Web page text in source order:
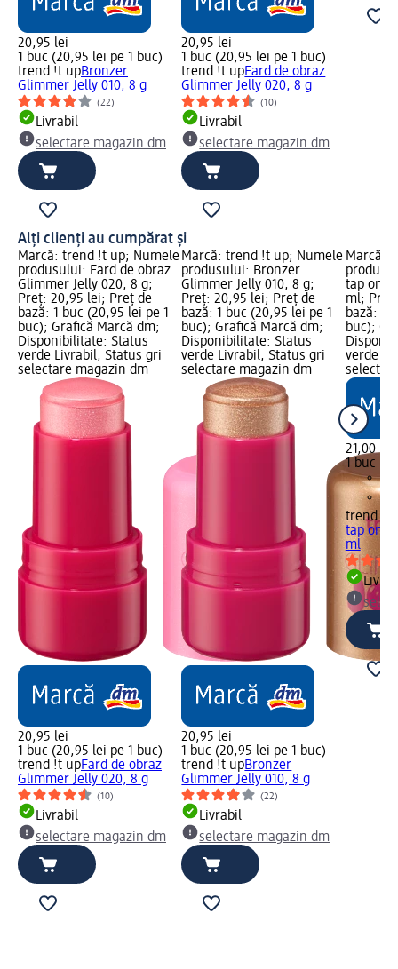
20,95 lei
1 buc (20,95 lei pe 1 buc)
trend !t upBronzer
Glimmer Jelly 010, 8 g
(22)
Livrabil
selectare magazin dm
20,95 lei
1 buc (20,95 lei pe 1 buc)
trend !t upFard de obraz
Glimmer Jelly 020, 8 g
(10)
Livrabil
selectare magazin dm
Alți clienți au cumpărat și
Marcă: trend !t up; Numele
produsului: Fard de obraz
Glimmer Jelly 020, 8 g;
Preț: 20,95 lei; Preț de
bază: 1 buc (20,95 lei pe 1
buc); Grafică Marcă dm;
Disponibilitate: Status
verde Livrabil, Status gri
selectare magazin dm
20,95 lei
1 buc (20,95 lei pe 1 buc)
trend !t upFard de obraz
Glimmer Jelly 020, 8 g
(10)
Livrabil
selectare magazin dm
Marcă: trend !t up; Numele
produsului: Bronzer
Glimmer Jelly 010, 8 g;
Preț: 20,95 lei; Preț de
bază: 1 buc (20,95 lei pe 1
buc); Grafică Marcă dm;
Disponibilitate: Status
verde Livrabil, Status gri
selectare magazin dm
20,95 lei
1 buc (20,95 lei pe 1 buc)
trend !t upBronzer
Glimmer Jelly 010, 8 g
(22)
Livrabil
selectare magazin dm
Marcă:
tap on
ml;
bază: 1
buc);
verde
21,00 lei
1 buc
trend !t
tap on
ml